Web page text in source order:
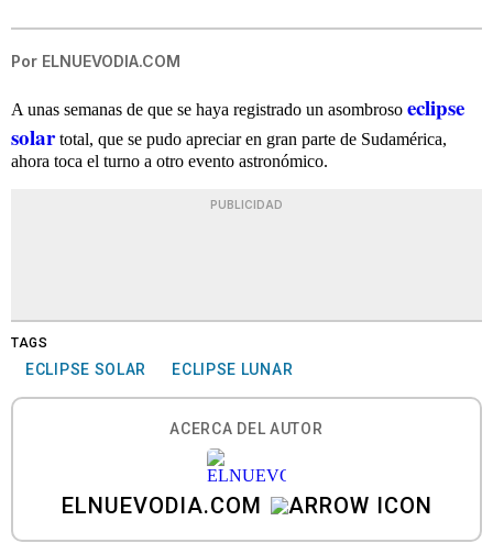
Por ELNUEVODIA.COM
A unas semanas de que se haya registrado un asombroso eclipse
solartotal, que se pudo apreciar en gran parte de Sudamérica,
ahora toca el turno a otro evento astronómico.
PUBLICIDAD
TAGS
ECLIPSE SOLAR ECLIPSE LUNAR
ACERCA DEL AUTOR
ELNUEVODIA.COM